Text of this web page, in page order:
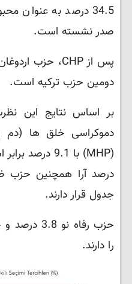
34.5 درصد به عنوان
صدر نشسته است.
دومین حزب ترکیه است.
بر اساس نتایج این
دموکراسی خلق ها
جدول قرار دارند.
را دارند.